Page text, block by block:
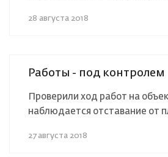
28 августа 2018
Работы - под контролем
Проверили ход работ на
наблюдается отставание от
27 августа 2018